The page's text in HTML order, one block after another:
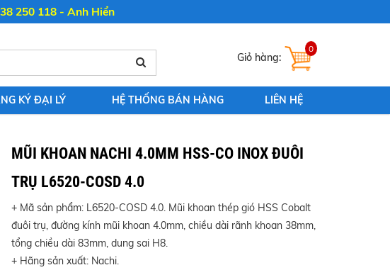
250 118 - Anh Hiển
0
KÝ ĐẠI LÝ HỆ THỐNG BÁN HÀNG LIÊN HỆ
MŨI KHOAN NACHI 4.0MM HSS-CO INOX ĐUÔI
TRỤ L6520-COSD 4.0
+ Mã sản phẩm: L6520-COSD 4.0. Mũi khoan thép gió HSS Cobalt
đuôi trụ, đường kính mũi khoan 4.0mm, chiều dài rãnh khoan 38mm,
tổng chiều dài 83mm, dung sai H8.
+ Hãng sản xuất: Nachi.